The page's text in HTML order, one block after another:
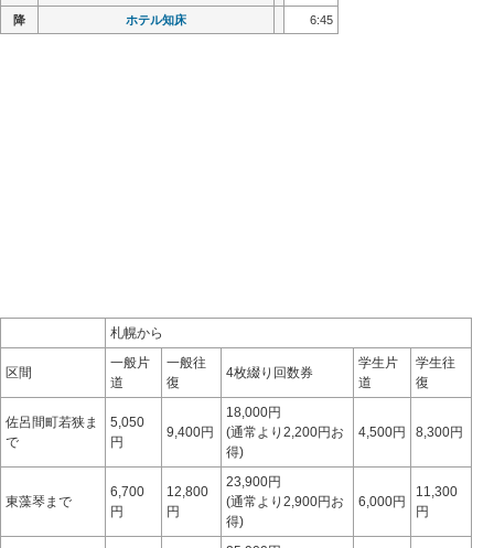
降 ホテル知床 6:45
降 ホテル知床 6:45
札幌から
区間
一般片
道
一般往
復
4枚綴り回数券
学生片
道
学生往
復
佐呂間町若狭ま
で
5,050
円
9,400円
18,000円
(通常より2,200円お
得)
4,500円 8,300円
東藻琴まで
6,700
円
12,800
円
23,900円
(通常より2,900円お
得)
6,000円
11,300
円